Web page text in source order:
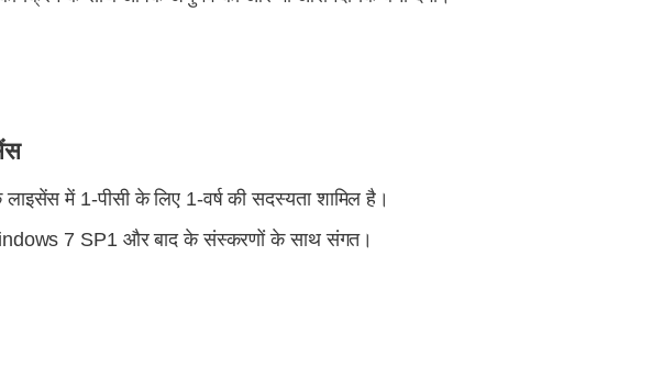
में 1-पीसी के लिए 1-वर्ष की सदस्यता शामिल है।
7 SP1 और बाद के संस्करणों के साथ संगत।